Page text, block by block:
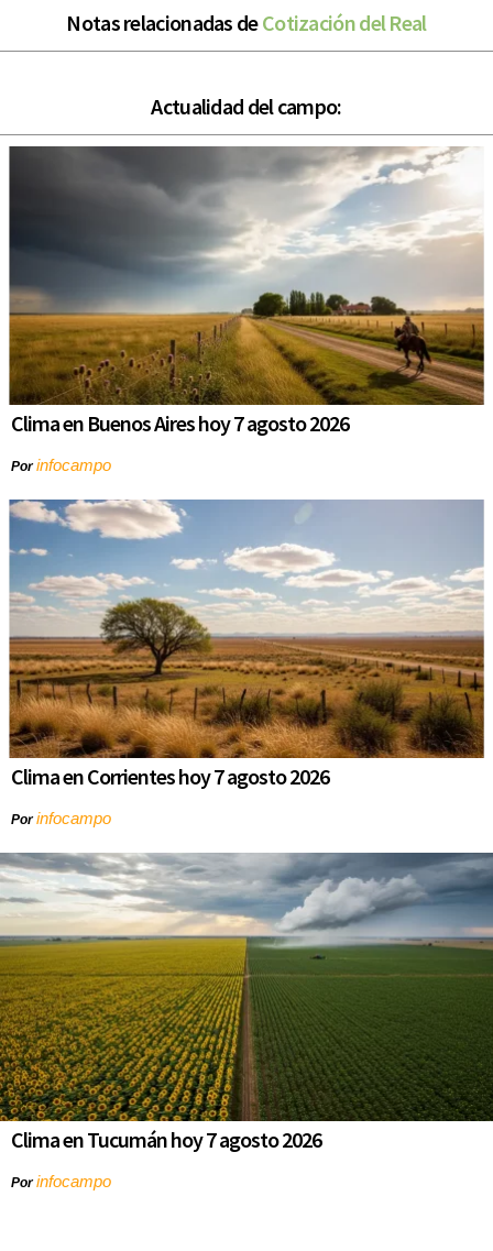
Notas relacionadas deCotización del Real
Actualidad del campo:
Clima en Buenos Aires hoy 7 agosto 2026
Porinfocampo
Clima en Corrientes hoy 7 agosto 2026
Porinfocampo
Clima en Tucumán hoy 7 agosto 2026
Porinfocampo